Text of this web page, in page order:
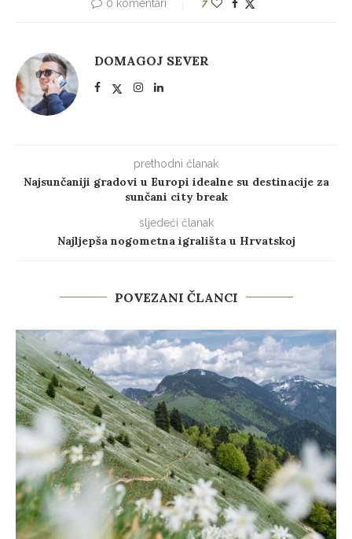
0 komentari 7
DOMAGOJ SEVER
prethodni članak
Najsunčaniji gradovi u Europi idealne su destinacije za
sunčani city break
sljedeći članak
Najljepša nogometna igrališta u Hrvatskoj
POVEZANI ČLANCI